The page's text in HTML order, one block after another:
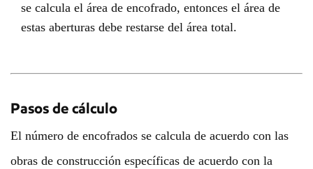
se calcula el área de encofrado, entonces el área de
estas aberturas debe restarse del área total.
Pasos de cálculo
El número de encofrados se calcula de acuerdo con las
obras de construcción específicas de acuerdo con la